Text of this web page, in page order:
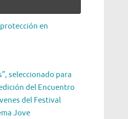
en
seleccionado para
del Encuentro
del Festival
Jove